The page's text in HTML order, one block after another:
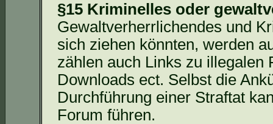
§15 Kriminelles oder
Gewaltverherrlichendes und
sich ziehen könnten, werden
zählen auch Links zu illegalen
Downloads ect. Selbst die
Durchführung einer Straftat
Forum führen.